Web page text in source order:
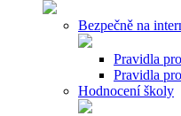
Bezpečně na
Pravidla
Pravidla
Hodnocení školy